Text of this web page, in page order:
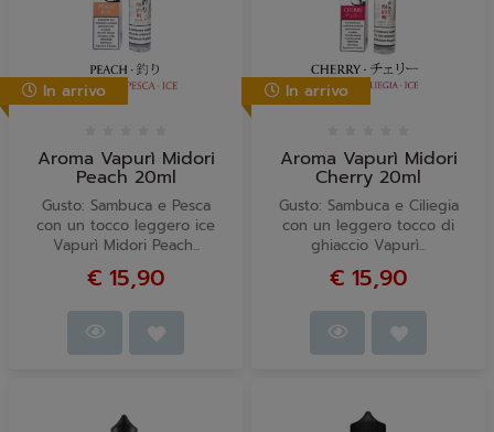
In arrivo
Aroma Vapurì Midori
Peach 20ml
Gusto: Sambuca e Pesca
con un tocco leggero ice
Vapurì Midori Peach...
€ 15,90
In arrivo
Aroma Vapurì Midori
Cherry 20ml
Gusto: Sambuca e Ciliegia
con un leggero tocco di
ghiaccio Vapurì...
€ 15,90